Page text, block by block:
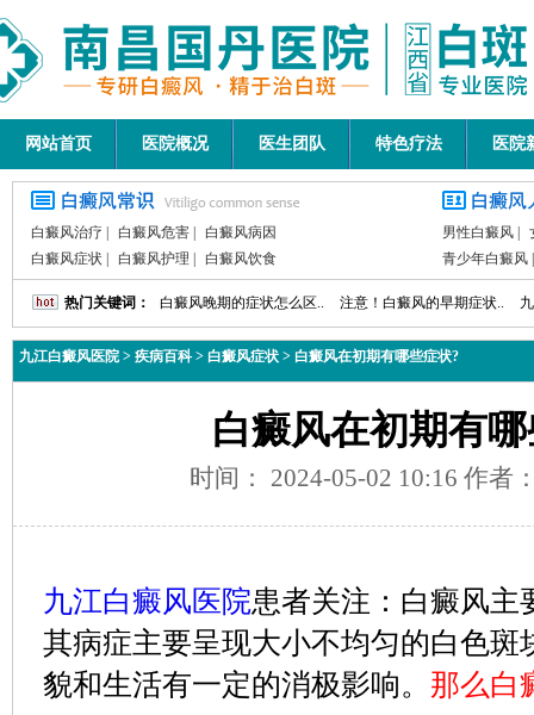
网站首页 医院概况 医生团队 特色疗法 医院
白癜风治疗 白癜风危害
白癜风病因
白癜风症状
白癜风护理 白癜风饮食
男性白癜风
青少年白癜风
热门关键词： 白癜风晚期的症状怎么区.. 注意！白癜风的早期症状..
九江白癜风医院 > 疾病百科> 白癜风症状 > 白癜风在初期有哪些症状?
白癜风在初期有
时间： 2024-05-02 10:16 作者
九江白癜风医院患者关注：白癜风主
其病症主要呈现大小不均匀的白色斑
貌和生活有一定的消极影响。 那么白